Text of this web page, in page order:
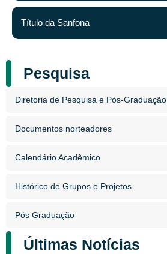
Título da Sanfona
Pesquisa
Diretoria de Pesquisa e Pós-Graduação
Documentos norteadores
Calendário Acadêmico
Histórico de Grupos e Projetos
Pós Graduação
Últimas Notícias